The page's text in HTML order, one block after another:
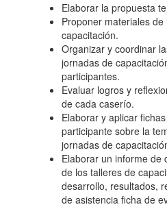
Elaborar la propuesta
Proponer materiales
capacitación.
Organizar y coordinar
jornadas de
participantes.
Evaluar logros y
de cada caserío.
Elaborar y aplicar
participante sobre la
jornadas de
Elaborar un informe de
de los talleres de
desarrollo, resultados,
de asistencia ficha de